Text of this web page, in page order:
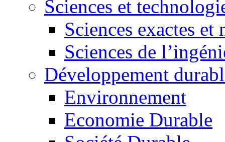
Sciences et
Sciences exactes et
Sciences de
Développement
Environnement
Economie Durable